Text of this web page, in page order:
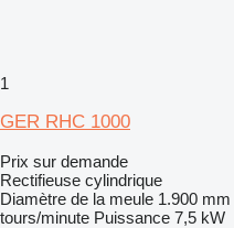
1
GER RHC 1000
Prix sur demande
Rectifieuse cylindrique
Diamètre de la meule 1.900 mm
tours/minute Puissance 7,5 kW